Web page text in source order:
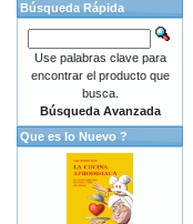
Búsqueda Rápida
Use palabras clave para
encontrar el producto que
busca.
Búsqueda Avanzada
Que es lo Nuevo ?